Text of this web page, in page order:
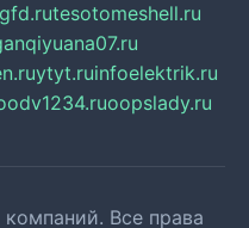
tesotomeshell.ru
ytyt.ruinfoelektrik.ru
oopslady.ru
Все права